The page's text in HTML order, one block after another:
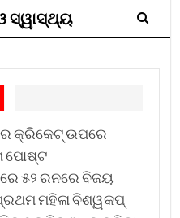
ସ୍ୱାସ୍ଥ୍ୟ
କ୍ରିକେଟ୍ ଉପରେ
ପୋଷ୍ଟ
୫୨ ରନରେ ବିଜୟ
ମହିଳା ବିଶ୍ୱକପ୍